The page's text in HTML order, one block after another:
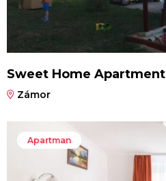
Sweet Home Apartment
Zámor
Apartman